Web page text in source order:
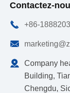
Contactez-
 +86-


Company
Building,
Chengdu,